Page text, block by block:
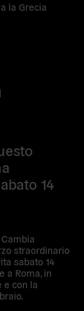
la Grecia
14
straordinario
sabato 14
a Roma, in
e con la